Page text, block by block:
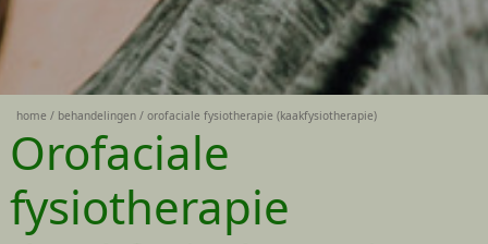
home behandelingen orofaciale fysiotherapie (kaakfysiotherapie)
Orofaciale
fysiotherapie